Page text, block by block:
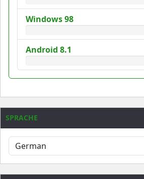
Windows 98
Android 8.1
SPRACHE